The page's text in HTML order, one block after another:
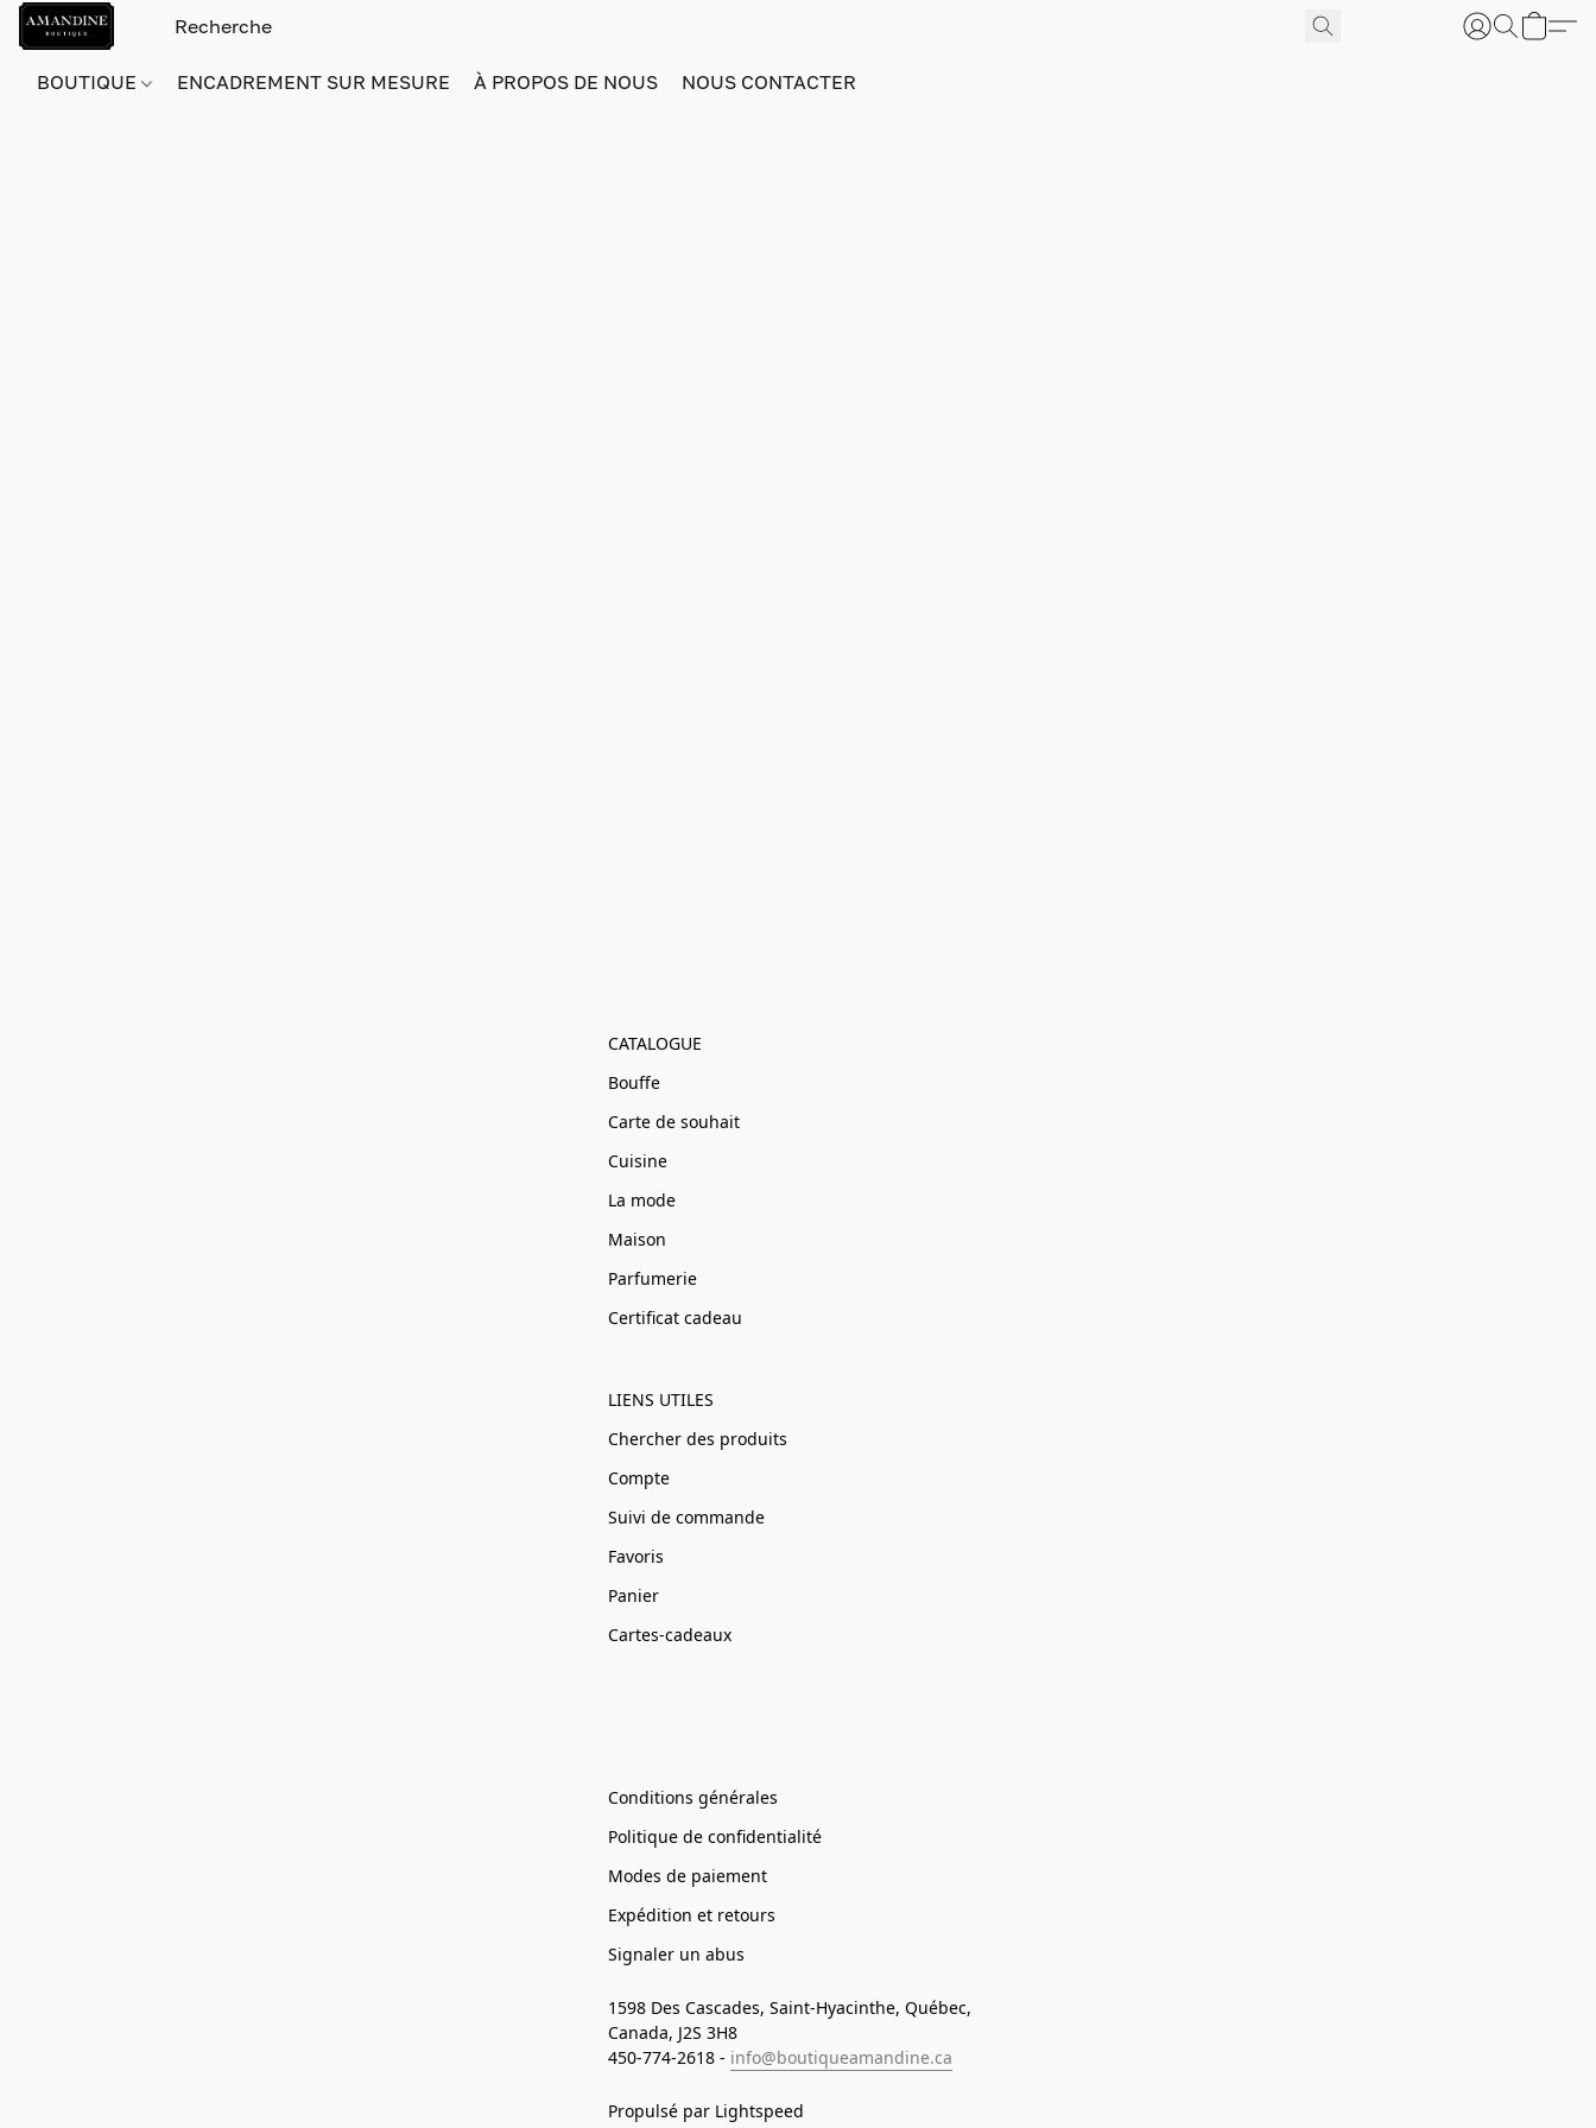
BOUTIQUE ENCADREMENT SUR MESURE À PROPOS DE NOUS NOUS CONTACTER
CATALOGUE
Bouffe
Carte de souhait
Cuisine
La mode
Maison
Parfumerie
Certificat cadeau
LIENS UTILES
Chercher des produits
Compte
Suivi de commande
Favoris
Panier
Cartes-cadeaux
Conditions générales
Politique de confidentialité
Modes de paiement
Expédition et retours
Signaler un abus
1598 Des Cascades, Saint-Hyacinthe, Québec,
Canada, J2S 3H8
450-774-2618 - info@boutiqueamandine.ca
Propulsé par Lightspeed